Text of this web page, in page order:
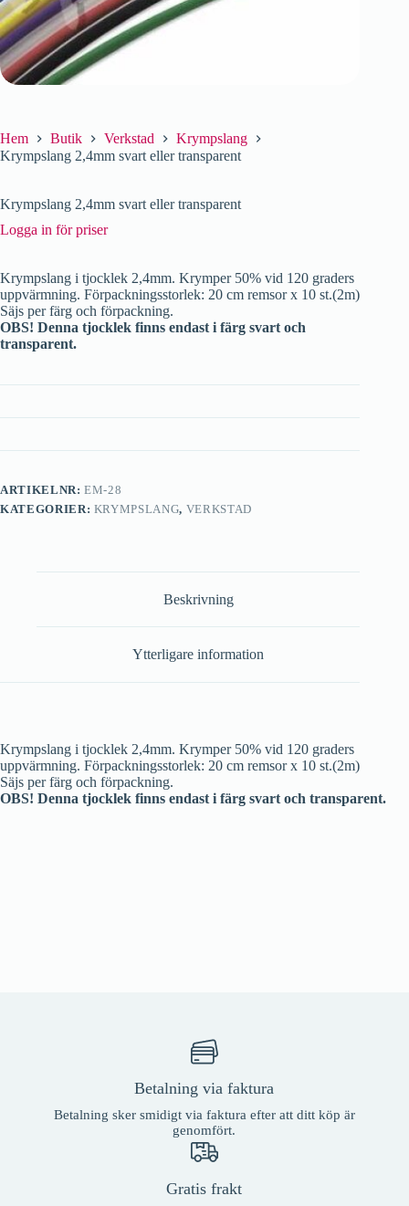
Hem Butik Verkstad
Krympslang
Krympslang 2,4mm svart eller transparent
Krympslang 2,4mm svart eller transparent
Logga in för priser
Krympslang i tjocklek 2,4mm. Krymper 50% vid 120 graders
uppvärmning. Förpackningsstorlek: 20 cm remsor x 10 st.(2m)
Säjs per färg och förpackning.
OBS! Denna tjocklek finns endast i färg svart och
transparent.
ARTIKELNR:EM-28
KATEGORIER: KRYMPSLANG, VERKSTAD
Beskrivning
Ytterligare information
Krympslang i tjocklek 2,4mm. Krymper 50% vid 120 graders
uppvärmning. Förpackningsstorlek: 20 cm remsor x 10 st.(2m)
Säjs per färg och förpackning.
OBS! Denna tjocklek finns endast i färg svart och transparent.
Betalning via faktura
Betalning sker smidigt via faktura efter att ditt köp är
genomfört.
Gratis frakt